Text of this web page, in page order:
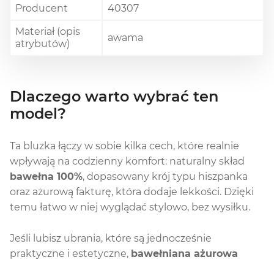
Producent
40307
Materiał (opis
atrybutów)
awama
Dlaczego warto wybrać ten
model?
Ta bluzka łączy w sobie kilka cech, które realnie
wpływają na codzienny komfort: naturalny skład
bawełna 100%, dopasowany krój typu hiszpanka
oraz ażurową fakturę, która dodaje lekkości. Dzięki
temu łatwo w niej wyglądać stylowo, bez wysiłku.
Jeśli lubisz ubrania, które są jednocześnie
praktyczne i estetyczne, bawełniana ażurowa